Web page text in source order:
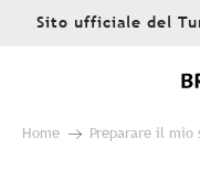
AllerSito ufficiale del
Home Preparare il mio